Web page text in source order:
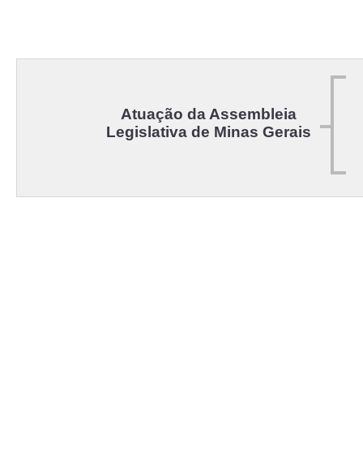
Atuação da Assembleia
Legislativa de Minas Gerais